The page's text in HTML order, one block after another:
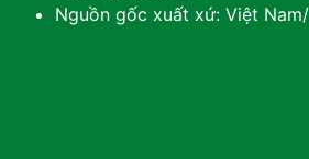
Nguồn gốc xuất xứ: Việt